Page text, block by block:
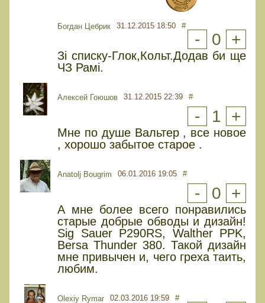
Богдан Цебрик 31.12.2015 18:50 #
- 0 +
Зі списку-Глок,Кольт.Додав би ще
ЧЗ Рамі.
Алексей Гоюшов 31.12.2015 22:39 #
- 1 +
Мне по душе Вальтер , все новое
, хорошо забытое старое .
Anatolj Bougrim 06.01.2016 19:05 #
- 0 +
А мне более всего понравились
старые добрые обводы и дизайн!
Sig Sauer P290RS, Walther PPK,
Bersa Thunder 380. Такой дизайн
мне привычен и, чего греха таить,
любим.
Olexiy Rymar 02.03.2016 19:59 #